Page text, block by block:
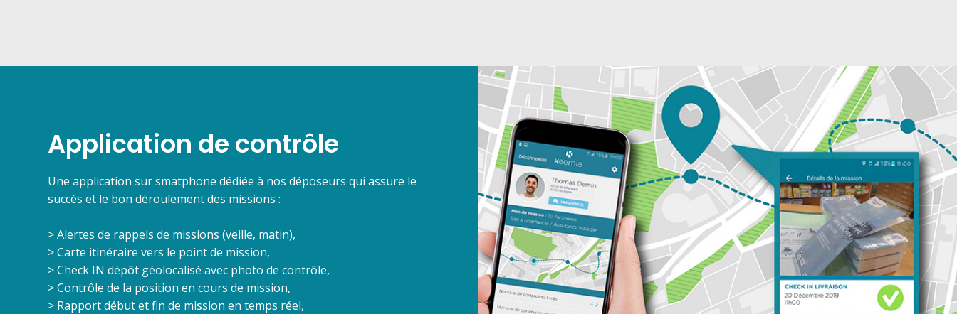
Application de contrôle
Une application sur smatphone dédiée à nos déposeurs qui assure le
succès et le bon déroulement des missions :
> Alertes de rappels de missions (veille, matin),
> Carte itinéraire vers le point de mission,
> Check IN dépôt géolocalisé avec photo de contrôle,
> Contrôle de la position en cours de mission,
> Rapport début et fin de mission en temps réel,